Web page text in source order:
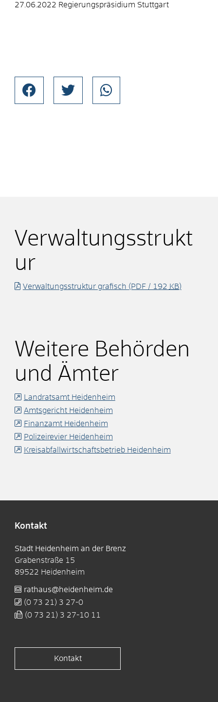
27.06.2022 Regierungspräsidium Stuttgart
Verwaltungsstrukt
ur
Verwaltungsstruktur grafisch (PDF / 192 KB)
Weitere Behörden
und Ämter
Landratsamt Heidenheim
Amtsgericht Heidenheim
Finanzamt Heidenheim
Polizeirevier Heidenheim
Kreisabfallwirtschaftsbetrieb Heidenheim
Kontakt
Stadt Heidenheim an der Brenz
Grabenstraße 15
89522 Heidenheim
rathaus@heidenheim.de
(0 73 21) 3 27-0
(0 73 21) 3 27-10 11
Kontakt